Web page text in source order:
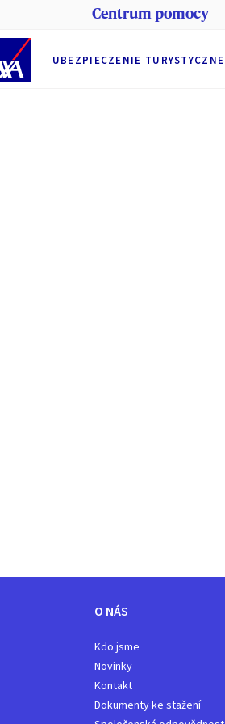
UBEZPIECZENIE TURYSTYCZNE
Centrum pomocy
O NÁS
Kdo jsme
Novinky
Kontakt
Dokumenty ke stažení